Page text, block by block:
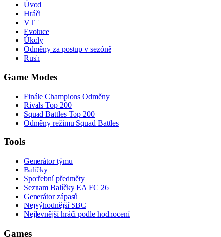
Úvod
Hráči
VTT
Evoluce
Úkoly
Odměny za postup v sezóně
Rush
Game Modes
Finále Champions Odměny
Rivals Top 200
Squad Battles Top 200
Odměny režimu Squad Battles
Tools
Generátor týmu
Balíčky
Spotřební předměty
Seznam Balíčky EA FC 26
Generátor zápasů
Nejvýhodnější SBC
Nejlevnější hráči podle hodnocení
Games